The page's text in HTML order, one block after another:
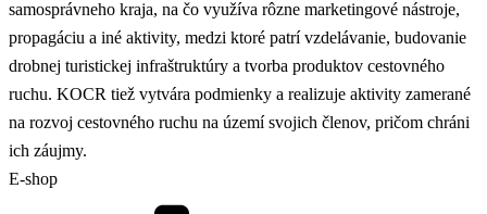
samosprávneho kraja, na čo využíva rôzne marketingové nástroje,
propagáciu a iné aktivity, medzi ktoré patrí vzdelávanie, budovanie
drobnej turistickej infraštruktúry a tvorba produktov cestovného
ruchu. KOCR tiež vytvára podmienky a realizuje aktivity zamerané
na rozvoj cestovného ruchu na území svojich členov, pričom chráni
ich záujmy.
E-shop